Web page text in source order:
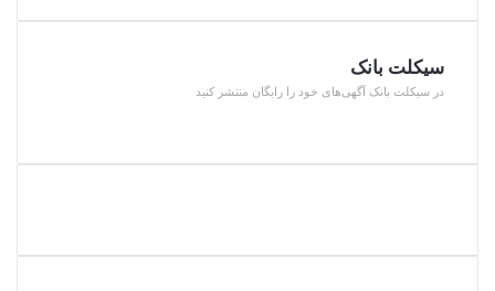
سیکلت بانک
در سیکلت بانک آگهی‌های خود را رایگان منتشر کنید